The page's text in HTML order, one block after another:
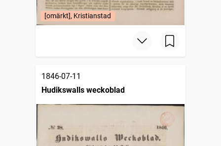
[omärkt], Kristianstad
1846-07-11
Hudikswalls weckoblad